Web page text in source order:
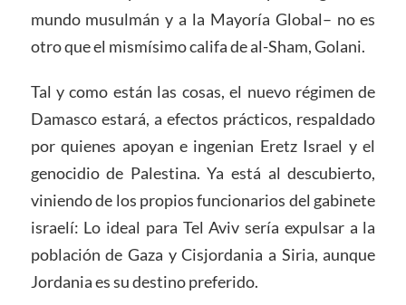
mundo musulmán y a la Mayoría Global– no es
otro que el mismísimo califa de al-Sham, Golani.
Tal y como están las cosas, el nuevo régimen de
Damasco estará, a efectos prácticos, respaldado
por quienes apoyan e ingenian Eretz Israel y el
genocidio de Palestina. Ya está al descubierto,
viniendo de los propios funcionarios del gabinete
israelí: Lo ideal para Tel Aviv sería expulsar a la
población de Gaza y Cisjordania a Siria, aunque
Jordania es su destino preferido.